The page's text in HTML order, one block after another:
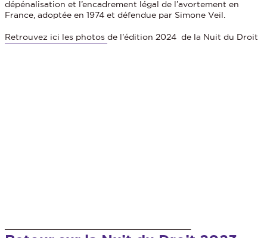
dépénalisation et l’encadrement légal de l’avortement en
France, adoptée en 1974 et défendue par Simone Veil.
Retrouvez ici les photosde l'édition 2024 de la Nuit du Droit